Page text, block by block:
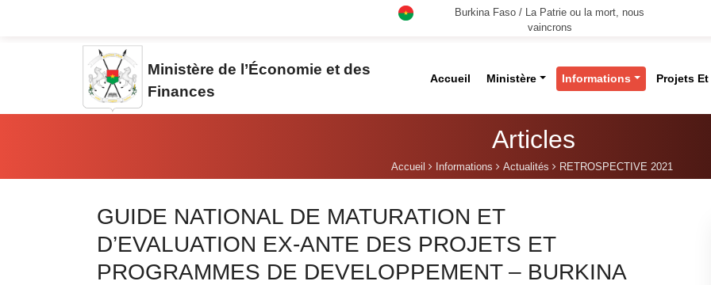
Burkina Faso / La Patrie ou la mort, nous
vaincrons
Ministère de l’Économie et des
Finances
Accueil Ministère Informations Projets
Articles
Accueil Informations Actualités RETROSPECTIVE 2021
GUIDE NATIONAL DE MATURATION ET
D’EVALUATION EX-ANTE DES PROJETS ET
PROGRAMMES DE DEVELOPPEMENT – BURKINA